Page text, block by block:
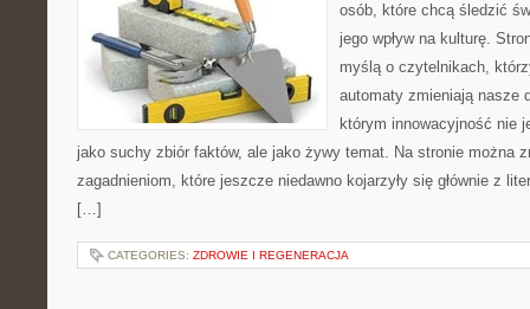
osób, które chcą śledzić
jego wpływ na kulturę.
myślą o czytelnikach,
automaty zmieniają nasze
którym innowacyjność nie
jako suchy zbiór faktów, ale jako żywy temat. Na stronie można
zagadnieniom, które jeszcze niedawno kojarzyły się głównie z
[…]
CATEGORIES: ZDROWIE I REGENERACJA